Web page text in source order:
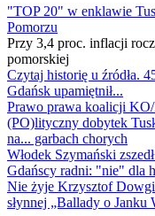
"TOP 20" w enklawie
Pomorzu
Przy 3,4 proc. inflacji
pomorskiej
Czytaj historię u źródła.
Gdańsk upamiętnił...
Prawo prawa koalicji
(PO)lityczny dobytek
na... garbach chorych
Włodek Szymański
Gdańscy radni: "nie" dla
Nie żyje Krzysztof
słynnej „Ballady o Janku